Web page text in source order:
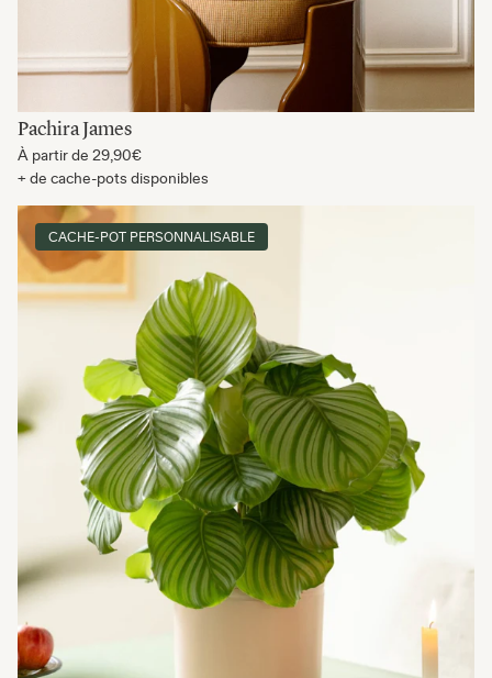
Pachira James
À partir de 29,90€
+ de cache-pots disponibles
CACHE-POT PERSONNALISABLE